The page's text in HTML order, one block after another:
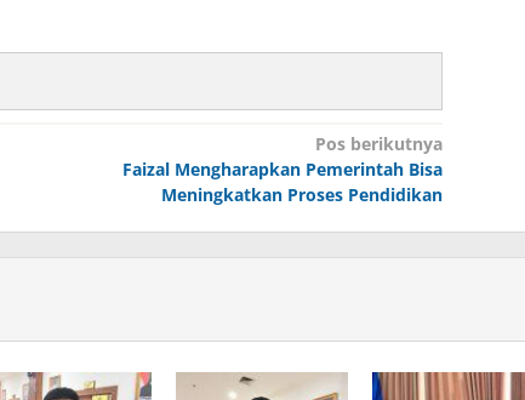
Pos berikutnya
Faizal Mengharapkan Pemerintah Bisa
Meningkatkan Proses Pendidikan